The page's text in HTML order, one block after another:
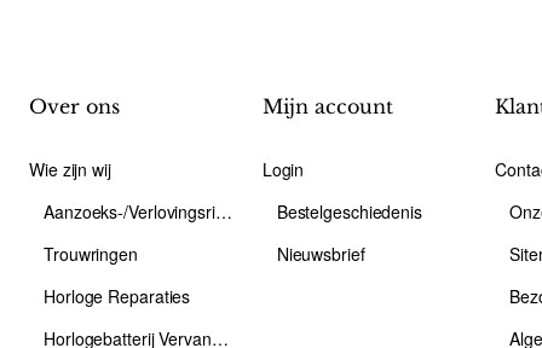
Over ons
Wie zijn wij
Aanzoeks-/Verlovingsring
Trouwringen
Horloge Reparaties
Horlogebatterij Vervangen
Mijn account
Login
Bestelgeschiedenis
Nieuwsbrief